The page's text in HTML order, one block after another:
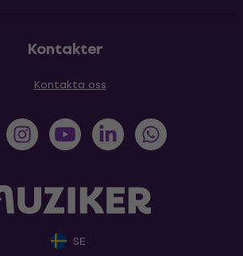
Kontakter
Kontakta oss
SE